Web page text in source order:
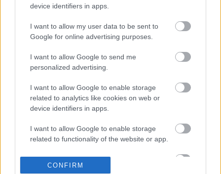
device identifiers in apps.
I want to allow my user data to be sent to
Google for online advertising purposes.
I want to allow Google to send me
personalized advertising.
I want to allow Google to enable storage
related to analytics like cookies on web or
device identifiers in apps.
I want to allow Google to enable storage
related to functionality of the website or app.
I want to allow Google to enable storage
related to personalization.
CONFIRM
Νοσηλεύονται 28
εργαζόμενοι
Αυξήθηκε η δύναμη
Μάιο
Δεκατέσσερα πλοία
πέρασαν από το
Ορμούζ την Κυριακή -